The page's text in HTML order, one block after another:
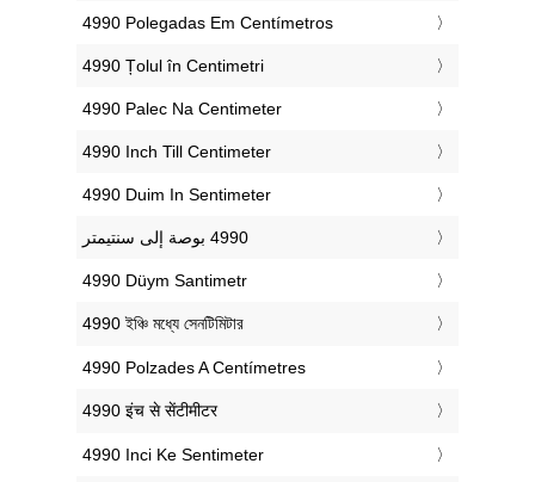
‎4990 Polegadas Em Centímetros
‎4990 Țolul în Centimetri
‎4990 Palec Na Centimeter
‎4990 Inch Till Centimeter
‎4990 Duim In Sentimeter
‎4990 Düym Santimetr
‎4990 ইঞ্চি মধ্যে সেনটিমিটার
‎4990 Polzades A Centímetres
‎4990 इंच से सेंटीमीटर
‎4990 Inci Ke Sentimeter